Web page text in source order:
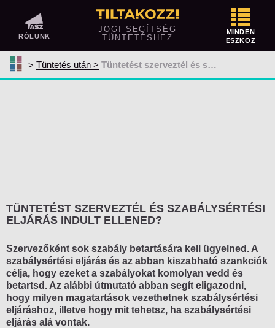
Tüntetés előtt
Megtiltotta vagy korlátozta a rendőrség
a tüntetésedet?
A résztvevők jogai és kötelezettségei
Kényszerítő eszközök alkalmazása
Mire figyelj oda, hogy ne kerülj
összetűzésbe a rendőrökkel?
Mi a teendő, ha eljárás alá vonnak?
RÓLUNK
JOGI SEGÍTSÉG
TÜNTETÉSHEZ
MINDEN
ESZKÖZ
Tüntetés után Tüntetést szerveztél és szabálysértési eljárás indult ellened?
TÜNTETÉST SZERVEZTÉL ÉS SZABÁLYSÉRTÉSI
ELJÁRÁS INDULT ELLENED?
Szervezőként sok szabály betartására kell ügyelned. A
szabálysértési eljárás és az abban kiszabható szankciók
célja, hogy ezeket a szabályokat komolyan vedd és
betartsd. Az alábbi útmutató abban segít eligazodni,
hogy milyen magatartások vezethetnek szabálysértési
eljáráshoz, illetve hogy mit tehetsz, ha szabálysértési
eljárás alá vontak.